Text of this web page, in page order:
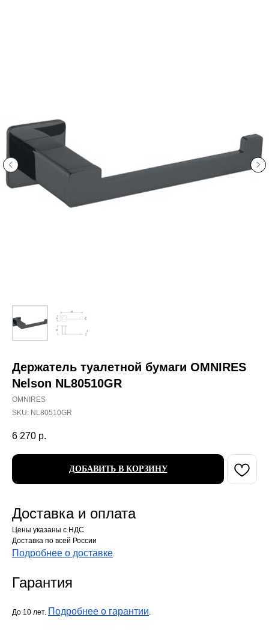
Держатель туалетной бумаги OMNIRES
Nelson NL80510GR
OMNIRES
SKU: NL80510GR
6 270 р.
ДОБАВИТЬ В КОРЗИНУ
Доставка и оплата
Цены указаны с НДС
Доставка по всей России
Подробнее о доставке.
Гарантия
До 10 лет. Подробнее о гарантии.